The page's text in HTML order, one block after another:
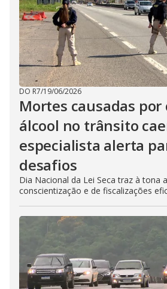
DO R7/19/06/2026
Mortes causadas
álcool no trânsito
especialista alerta
desafios
Dia Nacional da Lei Seca traz à tona
conscientização e de fiscalizações